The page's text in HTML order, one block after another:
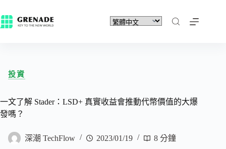
投資
一文了解 Stader：LSD+ 真實收益會推動代幣價值的大爆
發嗎？
深潮 TechFlow 2023/01/19 8 分鐘